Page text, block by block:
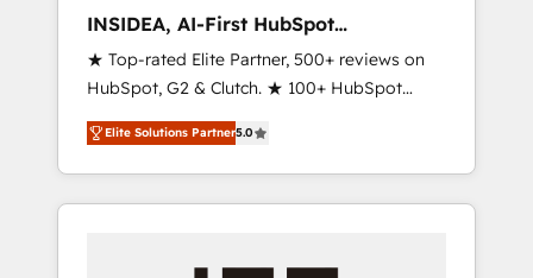
INSIDEA, AI-First HubSpot
Onboarding & RevOps
★ Top-rated Elite Partner, 500+ reviews on
HubSpot, G2 & Clutch. ★ 100+ HubSpot
Certified Experts & Trainers across the team
★ 1,500+ implementations across five
continents ★ AI-First, RevOps-led,
Onboarding obsessed ★ Company of the
Elite Solutions Partner5.0